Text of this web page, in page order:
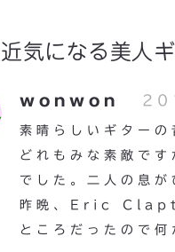
気になる美人
wonwon
素晴らしいギターの
どれもみな素敵で
でした。二人の息
昨晩、Eric
ところだったので何